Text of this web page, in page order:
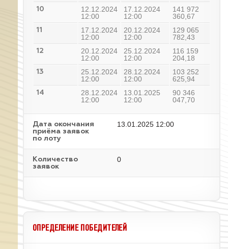
10
12.12.2024
12:00
17.12.2024
12:00
141 972
360,67
11
17.12.2024
12:00
20.12.2024
12:00
129 065
782,43
12
20.12.2024
12:00
25.12.2024
12:00
116 159
204,18
13
25.12.2024
12:00
28.12.2024
12:00
103 252
625,94
14
28.12.2024
12:00
13.01.2025
12:00
90 346
047,70
Дата окончания
приёма заявок
по лоту
13.01.2025 12:00
Количество
заявок
0
ОПРЕДЕЛЕНИЕ ПОБЕДИТЕЛЕЙ